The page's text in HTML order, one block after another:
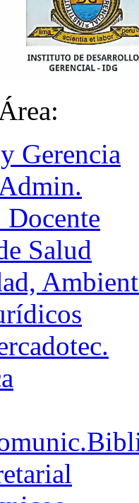
Gerencia
Salud